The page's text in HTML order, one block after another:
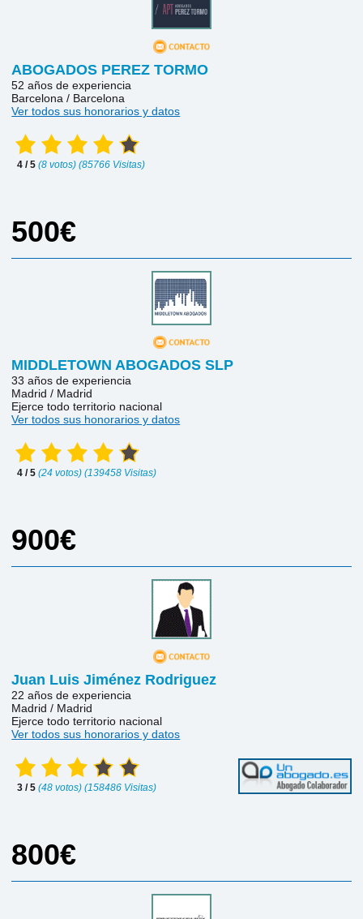
ABOGADOS PEREZ TORMO
52 años de experiencia
Barcelona / Barcelona
Ver todos sus honorarios y datos
4 / 5(8 votos) (85766 Visitas)
500€
MIDDLETOWN ABOGADOS SLP
33 años de experiencia
Madrid / Madrid
Ejerce todo territorio nacional
Ver todos sus honorarios y datos
4 / 5(24 votos) (139458 Visitas)
900€
Juan Luis Jiménez Rodriguez
22 años de experiencia
Madrid / Madrid
Ejerce todo territorio nacional
Ver todos sus honorarios y datos
3 / 5(48 votos) (158486 Visitas)
800€